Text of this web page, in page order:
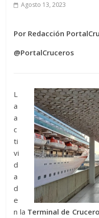
Agosto 13, 2023
Por Redacción
@PortalCruceros
L
a
a
c
ti
vi
d
a
d
e
n la Terminal de